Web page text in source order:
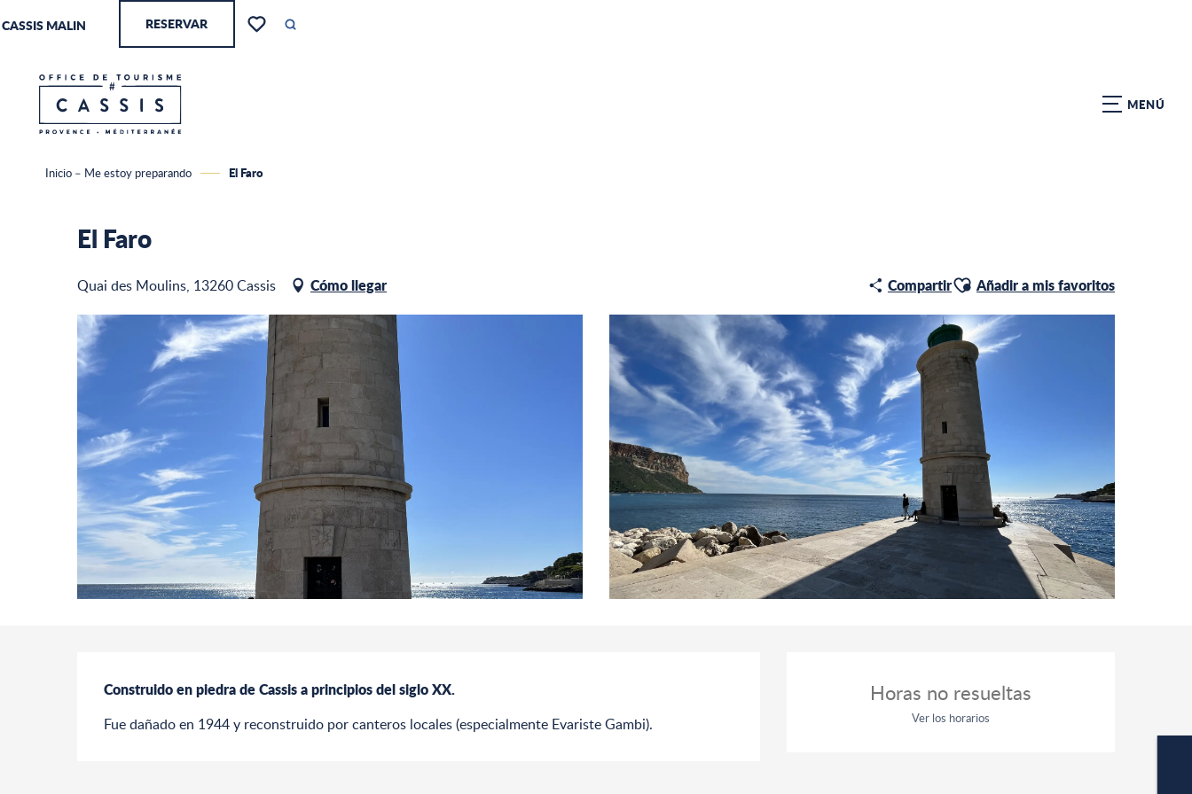
au
principal
CASSIS MALIN RESERVAR
MENÚ
Inicio – Me estoy preparando El Faro
El Faro
Quai des Moulins, 13260 Cassis Cómo llegar CompartirAjouter aux favoris
Añadir a mis favoritos
Horas no resueltas
Ver los horarios
Descripción
Construido en piedra de Cassis a principios del siglo XX.
Fue dañado en 1944 y reconstruido por canteros locales (especialmente Evariste Gambi).